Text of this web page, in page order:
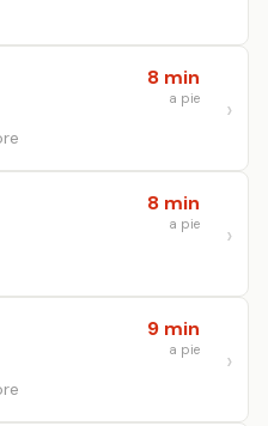
8 min
a pie
8 min
a pie
9 min
a pie